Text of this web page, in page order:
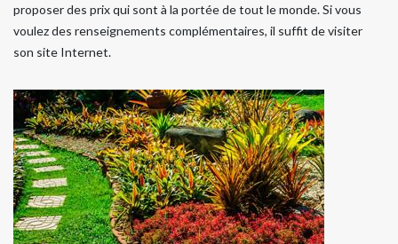
proposer des prix qui sont à la portée de tout le monde. Si vous
voulez des renseignements complémentaires, il suffit de visiter
son site Internet.